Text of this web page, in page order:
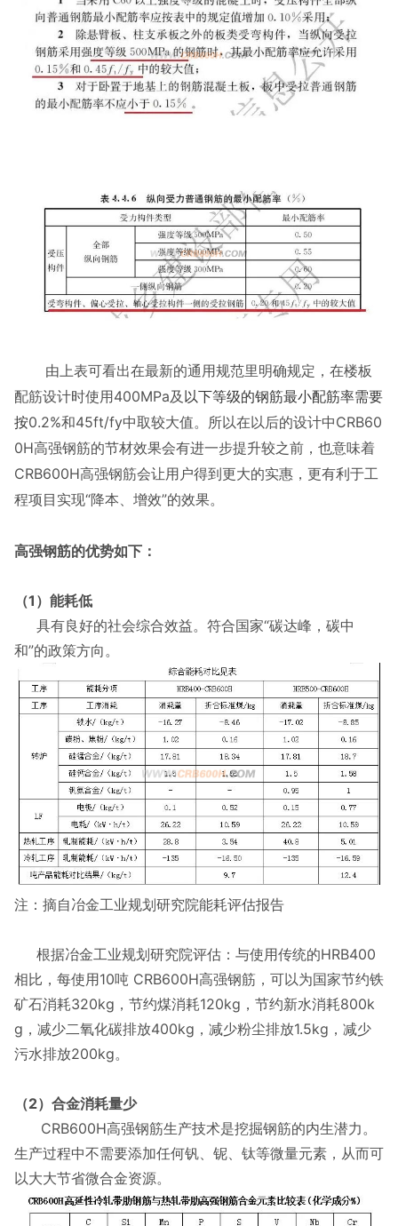
由上表可看出在最新的通用规范里明确规定，在楼板
配筋设计时使用400MPa及 以下等级的钢筋最小配筋率需要
按0.2%和45ft/fy中取较大值。所以在以后的设计中CRB60
0H高强钢筋的节材效果会有进一步提升较之前，也意味着
CRB600H高强钢筋会让用户得到更大的实惠，更有利于工
程项目实现“降本、增效”的效果。
高强钢筋的优势如下：
（1）能耗低
具有良好的社会综合效益。符合国家“碳达峰，碳中
和”的政策方向。
注：摘自冶金工业规划研究院能耗评估报告
根据冶金工业规划研究院评估：与使用传统的HRB400
相比，每使用10吨 CRB600H高强钢筋，可以为国家节约铁
矿石消耗320kg，节约煤消耗120kg，节约新水消耗800k
g，减少二氧化碳排放400kg，减少粉尘排放1.5kg，减少
污水排放200kg。
（2）合金消耗量少
CRB600H高强钢筋生产技术是挖掘钢筋的内生潜力。
生产过程中不需要添加任何钒、铌、钛等微量元素，从而可
以大大节省微合金资源。